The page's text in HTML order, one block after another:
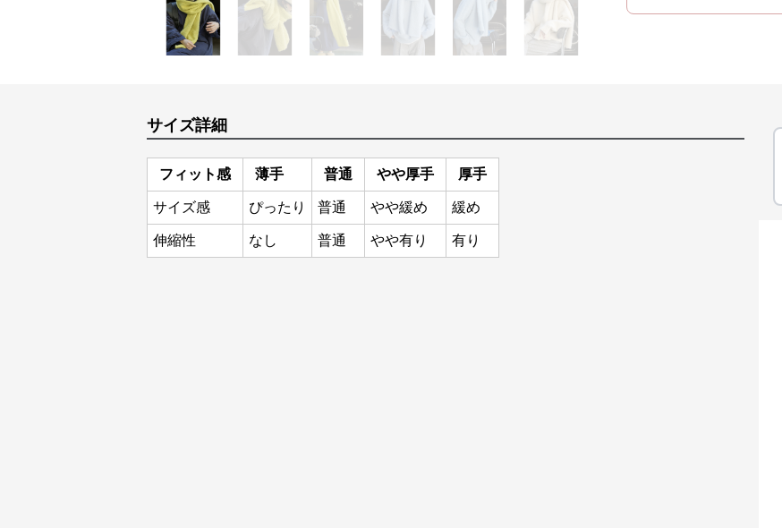
サイズ詳細
フィット感 薄手 普通 やや厚手 厚手
サイズ感 ぴったり 普通 やや緩め 緩め
伸縮性 なし 普通 やや有り 有り